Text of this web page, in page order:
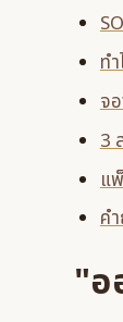
ท
จ
3
แ
ค
"อ